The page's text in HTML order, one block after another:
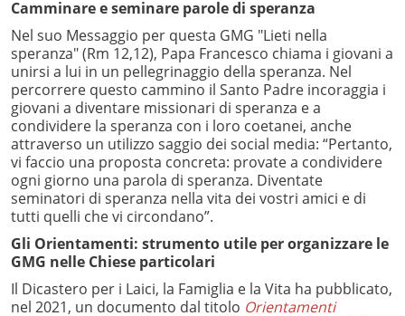
Camminare e seminare parole di speranza
Nel suo Messaggio per questa GMG "Lieti nella
speranza" (Rm 12,12), Papa Francesco chiama i giovani a
unirsi a lui in un pellegrinaggio della speranza. Nel
percorrere questo cammino il Santo Padre incoraggia i
giovani a diventare missionari di speranza e a
condividere la speranza con i loro coetanei, anche
attraverso un utilizzo saggio dei social media: “Pertanto,
vi faccio una proposta concreta: provate a condividere
ogni giorno una parola di speranza. Diventate
seminatori di speranza nella vita dei vostri amici e di
tutti quelli che vi circondano”.
Gli Orientamenti: strumento utile per organizzare le
GMG nelle Chiese particolari
Il Dicastero per i Laici, la Famiglia e la Vita ha pubblicato,
nel 2021, un documento dal titolo Orientamenti